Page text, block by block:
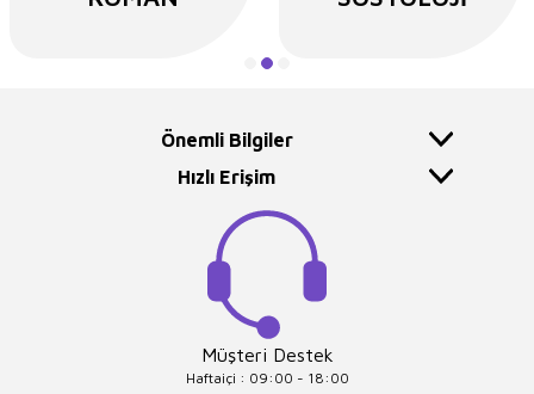
Önemli Bilgiler
Hızlı Erişim
Müşteri Destek
Haftaiçi : 09:00 - 18:00